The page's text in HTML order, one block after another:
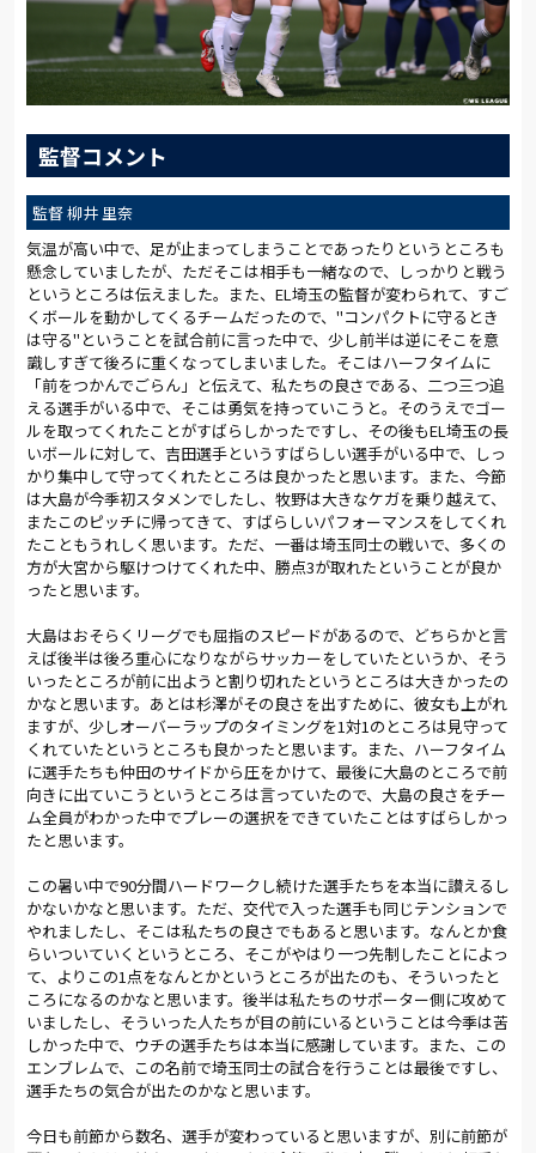
監督コメント
監督 柳井 里奈
気温が高い中で、足が止まってしまうことであったりというところも
懸念していましたが、ただそこは相手も一緒なので、しっかりと戦う
というところは伝えました。また、EL埼玉の監督が変わられて、すご
くボールを動かしてくるチームだったので、"コンパクトに守るとき
は守る"ということを試合前に言った中で、少し前半は逆にそこを意
識しすぎて後ろに重くなってしまいました。そこはハーフタイムに
「前をつかんでごらん」と伝えて、私たちの良さである、二つ三つ追
える選手がいる中で、そこは勇気を持っていこうと。そのうえでゴー
ルを取ってくれたことがすばらしかったですし、その後もEL埼玉の長
いボールに対して、吉田選手というすばらしい選手がいる中で、しっ
かり集中して守ってくれたところは良かったと思います。また、今節
は大島が今季初スタメンでしたし、牧野は大きなケガを乗り越えて、
またこのピッチに帰ってきて、すばらしいパフォーマンスをしてくれ
たこともうれしく思います。ただ、一番は埼玉同士の戦いで、多くの
方が大宮から駆けつけてくれた中、勝点3が取れたということが良か
ったと思います。
大島はおそらくリーグでも屈指のスピードがあるので、どちらかと言
えば後半は後ろ重心になりながらサッカーをしていたというか、そう
いったところが前に出ようと割り切れたというところは大きかったの
かなと思います。あとは杉澤がその良さを出すために、彼女も上がれ
ますが、少しオーバーラップのタイミングを1対1のところは見守って
くれていたというところも良かったと思います。また、ハーフタイム
に選手たちも仲田のサイドから圧をかけて、最後に大島のところで前
向きに出ていこうというところは言っていたので、大島の良さをチー
ム全員がわかった中でプレーの選択をできていたことはすばらしかっ
たと思います。
この暑い中で90分間ハードワークし続けた選手たちを本当に讃えるし
かないかなと思います。ただ、交代で入った選手も同じテンションで
やれましたし、そこは私たちの良さでもあると思います。なんとか食
らいついていくというところ、そこがやはり一つ先制したことによっ
て、よりこの1点をなんとかというところが出たのも、そういったと
ころになるのかなと思います。後半は私たちのサポーター側に攻めて
いましたし、そういった人たちが目の前にいるということは今季は苦
しかった中で、ウチの選手たちは本当に感謝しています。また、この
エンブレムで、この名前で埼玉同士の試合を行うことは最後ですし、
選手たちの気合が出たのかなと思います。
今日も前節から数名、選手が変わっていると思いますが、別に前節が